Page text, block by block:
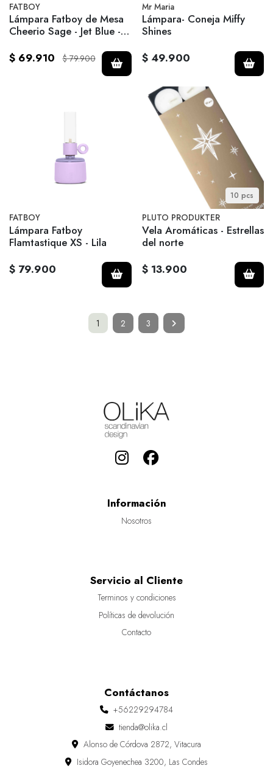
FATBOY
Lámpara Fatboy de Mesa
Cheerio Sage - Jet Blue -
$ 69.910
$ 79.900
Mr Maria
Lámpara- Coneja Miffy
Shines
$ 49.900
FATBOY
Lámpara Fatboy
Flamtastique XS - Lila
$ 79.900
10 pcs
PLUTO PRODUKTER
Vela Aromáticas - Estrellas
del norte
$ 13.900
1 2 3
Información
Nosotros
Servicio al Cliente
Terminos y condiciones
Políticas de devolución
Contacto
Contáctanos
+56229294784
tienda@olika.cl
Alonso de Córdova 2872, Vitacura
Isidora Goyenechea 3200, Las Condes